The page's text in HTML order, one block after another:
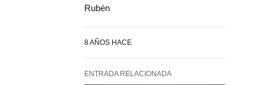
Rubén
8 AÑOS HACE
ENTRADA RELACIONADA